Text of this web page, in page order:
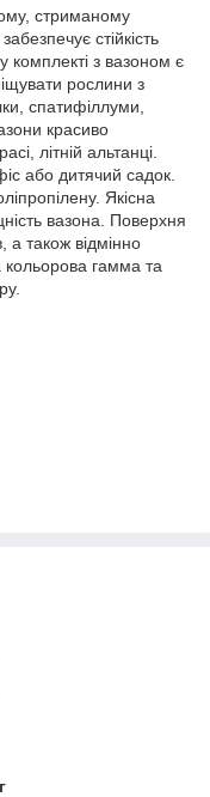
стриманому
стійкість
комплекті з вазоном є
рослини з
спатифіллуми,
красиво
літній альтанці.
або дитячий садок.
Якісна
вазона. Поверхня
а також відмінно
кольорова гамма та